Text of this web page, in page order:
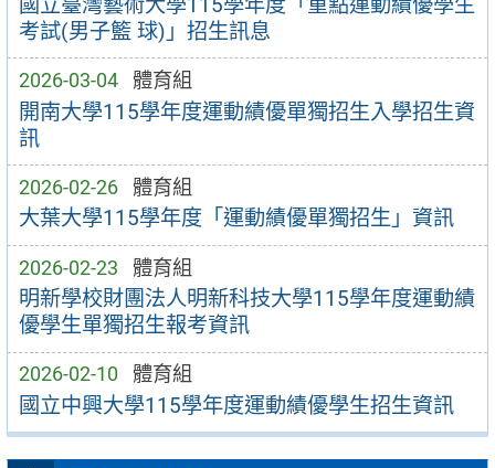
考試(男子籃 球)」招生訊息
2026-03-04 體育組
開南大學115學年度運動績優單獨招生入學招生資
訊
2026-02-26 體育組
大葉大學115學年度「運動績優單獨招生」資訊
2026-02-23 體育組
明新學校財團法人明新科技大學115學年度運動績
優學生單獨招生報考資訊
2026-02-10 體育組
國立中興大學115學年度運動績優學生招生資訊